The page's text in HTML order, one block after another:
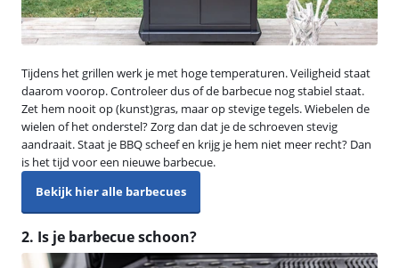
Tijdens het grillen werk je met hoge temperaturen. Veiligheid staat
daarom voorop. Controleer dus of de barbecue nog stabiel staat.
Zet hem nooit op (kunst)gras, maar op stevige tegels. Wiebelen de
wielen of het onderstel? Zorg dan dat je de schroeven stevig
aandraait. Staat je BBQ scheef en krijg je hem niet meer recht? Dan
is het tijd voor een nieuwe barbecue.
Bekijk hier alle barbecues
2. Is je barbecue schoon?